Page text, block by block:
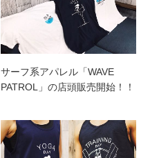
サーフ系アパレル「WAVE
PATROL」の店頭販売開始！！